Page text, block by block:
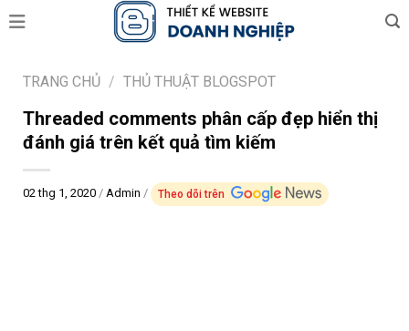
Skip
to
TRANG CHỦ / THỦ THUẬT BLOGSPOT
Threaded comments phân cấp đẹp hiển thị
đánh giá trên kết quả tìm kiếm
02 thg 1, 2020 / Admin / Theo dõi trên